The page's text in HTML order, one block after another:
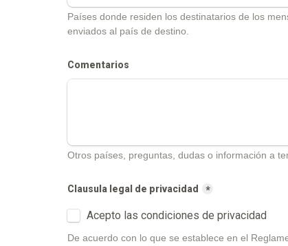
Países donde residen los destinatarios de los
enviados al país de destino.
Comentarios
Otros países, preguntas, dudas o información a
Clausula legal de privacidad *
Acepto las condiciones de privacidad
De acuerdo con lo que se establece en el